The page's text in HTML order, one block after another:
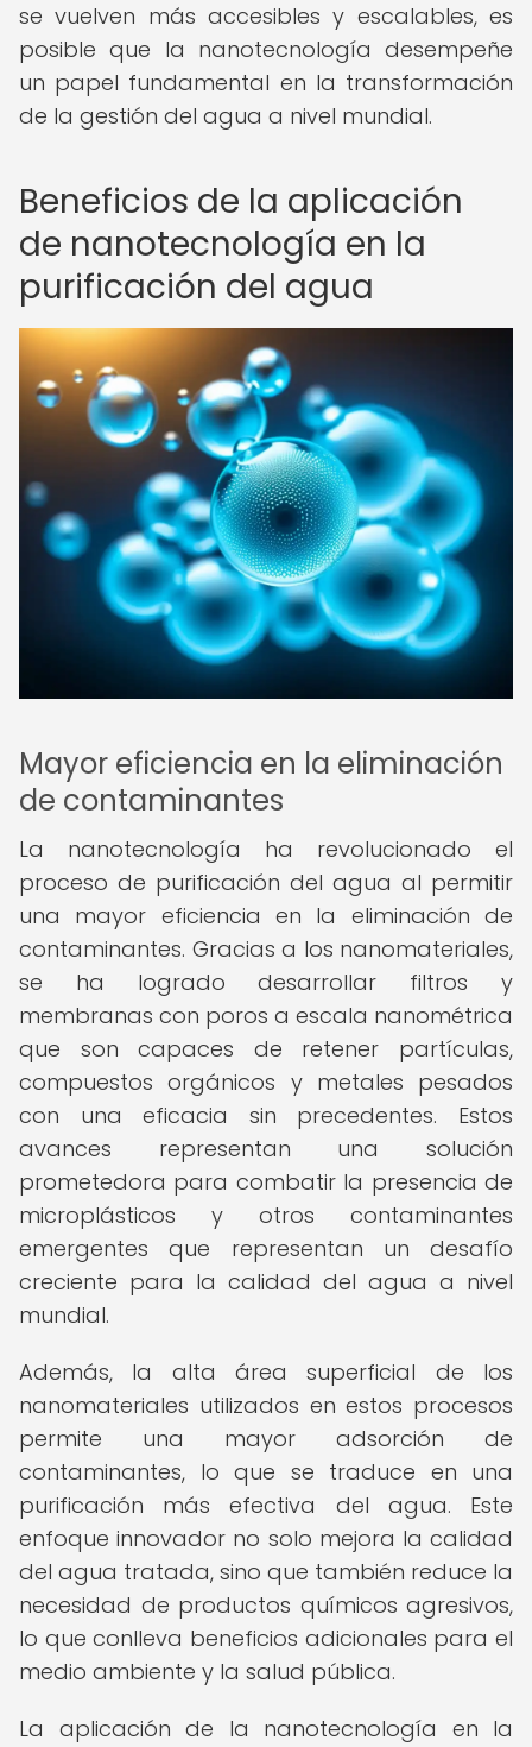
se vuelven más accesibles y escalables, es
posible que la nanotecnología desempeñe
un papel fundamental en la transformación
de la gestión del agua a nivel mundial.
Beneficios de la aplicación
de nanotecnología en la
purificación del agua
Mayor eficiencia en la eliminación
de contaminantes
La nanotecnología ha revolucionado el
proceso de purificación del agua al permitir
una mayor eficiencia en la eliminación de
contaminantes. Gracias a los nanomateriales,
se ha logrado desarrollar filtros y
membranas con poros a escala nanométrica
que son capaces de retener partículas,
compuestos orgánicos y metales pesados
con una eficacia sin precedentes. Estos
avances representan una solución
prometedora para combatir la presencia de
microplásticos y otros contaminantes
emergentes que representan un desafío
creciente para la calidad del agua a nivel
mundial.
Además, la alta área superficial de los
nanomateriales utilizados en estos procesos
permite una mayor adsorción de
contaminantes, lo que se traduce en una
purificación más efectiva del agua. Este
enfoque innovador no solo mejora la calidad
del agua tratada, sino que también reduce la
necesidad de productos químicos agresivos,
lo que conlleva beneficios adicionales para el
medio ambiente y la salud pública.
La aplicación de la nanotecnología en la